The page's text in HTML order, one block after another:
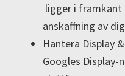
ligger i
anskaffning av
Hantera Display
Googles Display-